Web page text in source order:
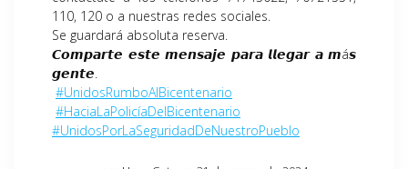
110, 120 o a nuestras redes sociales.
Se guardará absoluta reserva.
𝘾𝙤𝙢𝙥𝙖𝙧𝙩𝙚 𝙚𝙨𝙩𝙚 𝙢𝙚𝙣𝙨𝙖𝙟𝙚 𝙥𝙖𝙧𝙖 𝙡𝙡𝙚𝙜𝙖𝙧 𝙖 𝙢á𝙨
𝙜𝙚𝙣𝙩𝙚.
#UnidosRumboAlBicentenario
#HaciaLaPolicíaDelBicentenario
#UnidosPorLaSeguridadDeNuestroPueblo